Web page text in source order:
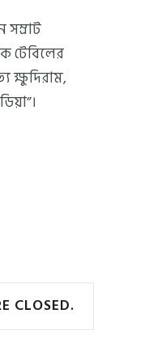
সম্রাট
টেবিলের
ক্ষুদিরাম,
CLOSED.